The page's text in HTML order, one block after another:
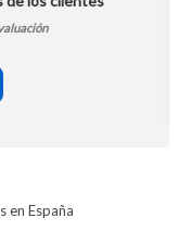
en España